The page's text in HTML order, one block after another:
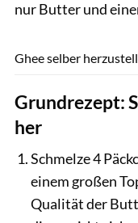
nur Butter und
Ghee selber
Grundrezept:
her
Schmelze 4
einem großen
Qualität der